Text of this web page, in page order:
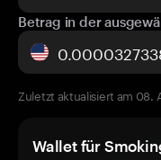
Betrag in der
Zuletzt aktualisiert am 08.
Wallet für